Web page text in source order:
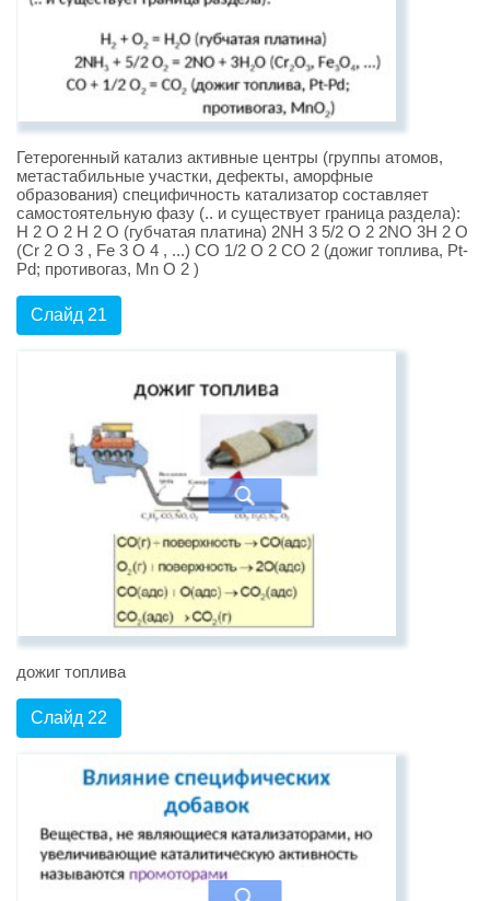
Гетерогенный катализ активные центры (группы атомов,
метастабильные участки, дефекты, аморфные
образования) специфичность катализатор составляет
самостоятельную фазу (.. и существует граница раздела):
H 2 O 2 H 2 O (губчатая платина) 2NH 3 5/2 O 2 2NO 3H 2 O
(Cr 2 O 3 , Fe 3 O 4 , ...) CO 1/2 O 2 CO 2 (дожиг топлива, Pt-
Pd; противогаз, Mn O 2 )
Слайд 21
дожиг топлива
Слайд 22